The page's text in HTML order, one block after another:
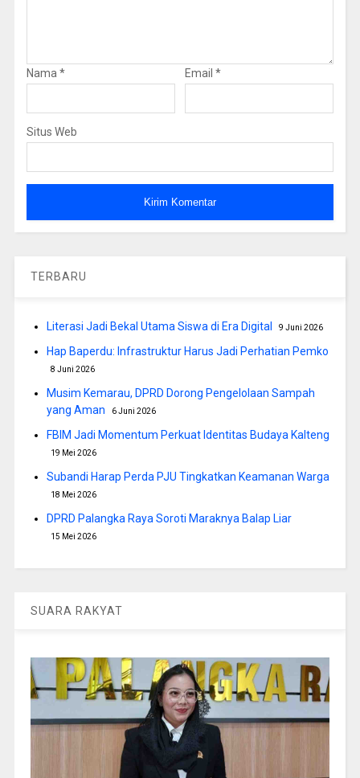
Nama * Email *
Situs Web
TERBARU
Literasi Jadi Bekal Utama Siswa di Era Digital 9 Juni 2026
Hap Baperdu: Infrastruktur Harus Jadi Perhatian Pemko
8 Juni 2026
Musim Kemarau, DPRD Dorong Pengelolaan Sampah
yang Aman
6 Juni 2026
FBIM Jadi Momentum Perkuat Identitas Budaya Kalteng
19 Mei 2026
Subandi Harap Perda PJU Tingkatkan Keamanan Warga
18 Mei 2026
DPRD Palangka Raya Soroti Maraknya Balap Liar
15 Mei 2026
SUARA RAKYAT